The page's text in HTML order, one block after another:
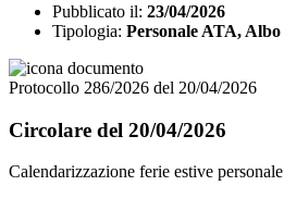
Pubblicato il: 23/04/2026
Tipologia: Personale ATA, Albo
Protocollo 286/2026 del 20/04/2026
Circolare del 20/04/2026
Calendarizzazione ferie estive